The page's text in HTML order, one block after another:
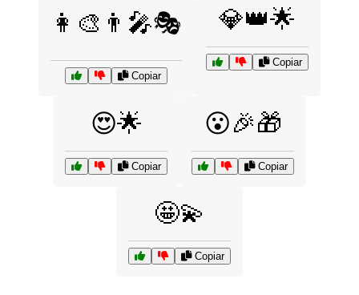
👩‍🎨👨‍🎤🎭
Copiar
💎👑🌟
Copiar
😍🌟
Copiar
😮🎉🎁
Copiar
🤩💫
Copiar